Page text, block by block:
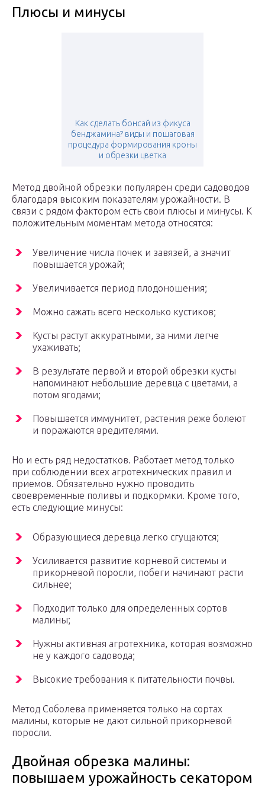
Плюсы и минусы
Как сделать бонсай из фикуса
бенджамина? виды и пошаговая
процедура формирования кроны
и обрезки цветка
Метод двойной обрезки популярен среди садоводов
благодаря высоким показателям урожайности. В
связи с рядом фактором есть свои плюсы и минусы. К
положительным моментам метода относятся:
Увеличение числа почек и завязей, а значит
повышается урожай;
Увеличивается период плодоношения;
Можно сажать всего несколько кустиков;
Кусты растут аккуратными, за ними легче
ухаживать;
В результате первой и второй обрезки кусты
напоминают небольшие деревца с цветами, а
потом ягодами;
Повышается иммунитет, растения реже болеют
и поражаются вредителями.
Но и есть ряд недостатков. Работает метод только
при соблюдении всех агротехнических правил и
приемов. Обязательно нужно проводить
своевременные поливы и подкормки. Кроме того,
есть следующие минусы:
Образующиеся деревца легко сгущаются;
Усиливается развитие корневой системы и
прикорневой поросли, побеги начинают расти
сильнее;
Подходит только для определенных сортов
малины;
Нужны активная агротехника, которая возможно
не у каждого садовода;
Высокие требования к питательности почвы.
Метод Соболева применяется только на сортах
малины, которые не дают сильной прикорневой
поросли.
Двойная обрезка малины:
повышаем урожайность секатором